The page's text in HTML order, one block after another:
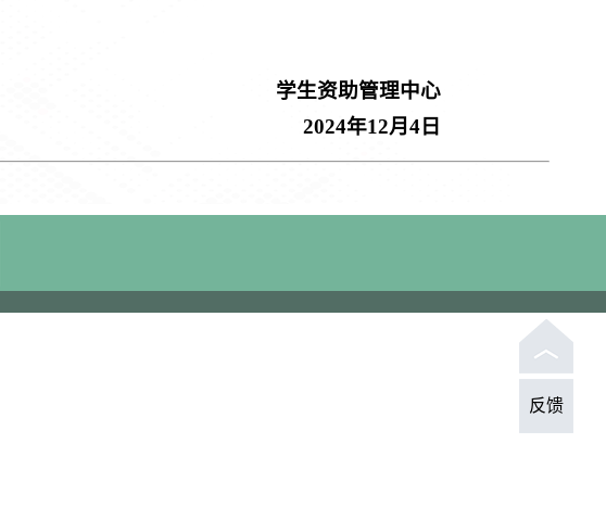
学生资助管理中心
2024年12月 4 日
反馈